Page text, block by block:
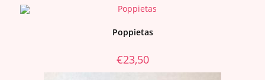
Poppietas
€23,50